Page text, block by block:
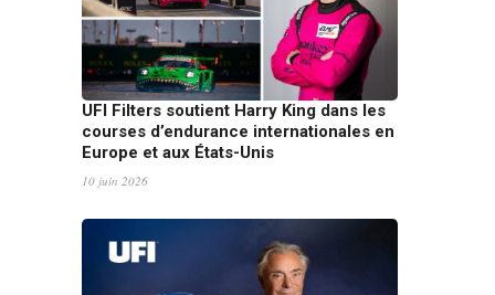
UFI Filters soutient Harry King dans les
courses d’endurance internationales en
Europe et aux États-Unis
10 juin 2026